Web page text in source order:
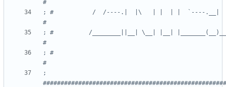
; #	          /  /----.|  |\   | |  | |  `----.__|  |\   | |  |____     |  |
; #	         /________||__| \__| |__| |_______(__)__| \__| |_______|    |__|
; #
;